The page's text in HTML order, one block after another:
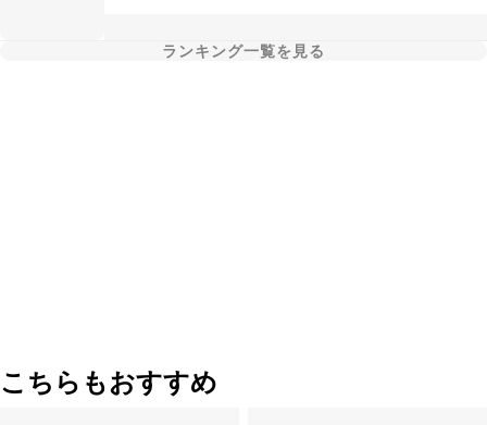
ランキング一覧を見る
こちらもおすすめ